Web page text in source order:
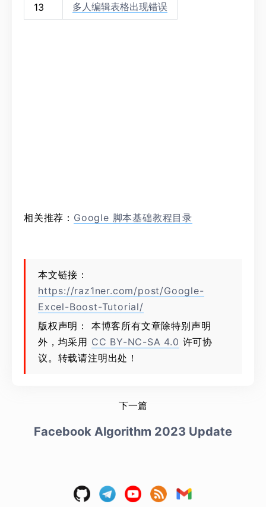
13 多人编辑表格出现错误
相关推荐： Google 脚本基础教程目录
本文链接：
https://raz1ner.com/post/Google-
Excel-Boost-Tutorial/
版权声明： 本博客所有文章除特别声明
外，均采用 CC BY-NC-SA 4.0 许可协
议。转载请注明出处！
下一篇
Facebook Algorithm 2023 Update